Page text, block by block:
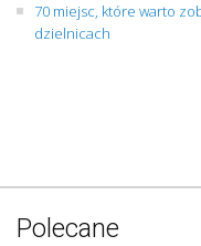
70 miejsc, które warto
dzielnicach
Polecane